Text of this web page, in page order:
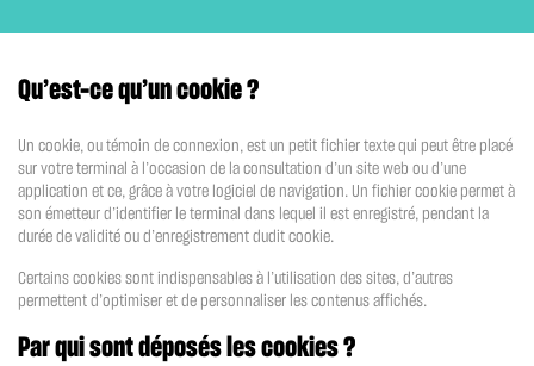
Qu’est-ce qu’un cookie ?
Un cookie, ou témoin de connexion, est un petit fichier texte qui peut être placé
sur votre terminal à l’occasion de la consultation d’un site web ou d’une
application et ce, grâce à votre logiciel de navigation. Un fichier cookie permet à
son émetteur d’identifier le terminal dans lequel il est enregistré, pendant la
durée de validité ou d’enregistrement dudit cookie.
Certains cookies sont indispensables à l’utilisation des sites, d’autres
permettent d’optimiser et de personnaliser les contenus affichés.
Par qui sont déposés les cookies ?